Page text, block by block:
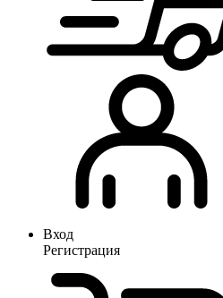
Вход
Регистрация